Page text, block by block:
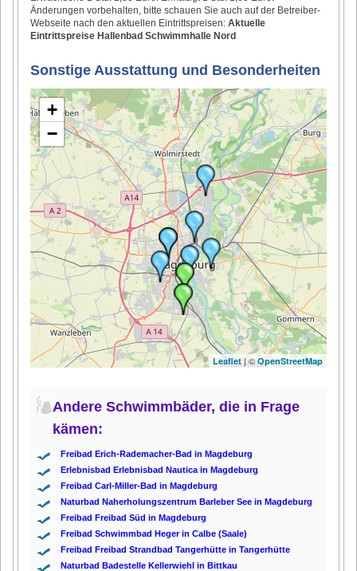
Änderungen vorbehalten, bitte schauen Sie auch auf der Betreiber-
Webseite nach den aktuellen Eintrittspreisen:Aktuelle
Eintrittspreise Hallenbad Schwimmhalle Nord
Sonstige Ausstattung und Besonderheiten
+
−
Leaflet| ©OpenStreetMap
Andere Schwimmbäder, die in Frage
kämen:
Freibad Erich-Rademacher-Bad in Magdeburg
Erlebnisbad Erlebnisbad Nautica in Magdeburg
Freibad Carl-Miller-Bad in Magdeburg
Naturbad Naherholungszentrum Barleber See in Magdeburg
Freibad Freibad Süd in Magdeburg
Freibad Schwimmbad Heger in Calbe (Saale)
Freibad Freibad Strandbad Tangerhütte in Tangerhütte
Naturbad Badestelle Kellerwiehl in Bittkau